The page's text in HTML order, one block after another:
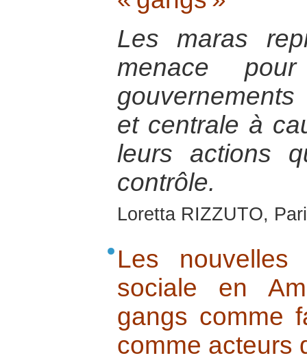
Les maras
menace
et centrale à
leurs actions
contrôle.
Loretta RIZZUTO,
Les
sociale en
gangs comme
comme acteurs